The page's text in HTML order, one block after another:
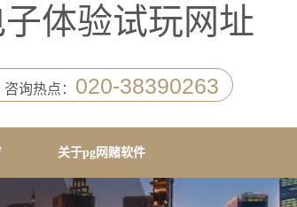
体验试玩网址
咨询热点： 020-38390263
关于pg网赌软件